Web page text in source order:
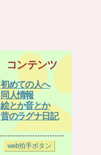
コンテンツ
初めての人へ
同人情報
絵とか音とか
昔のラグナ日記